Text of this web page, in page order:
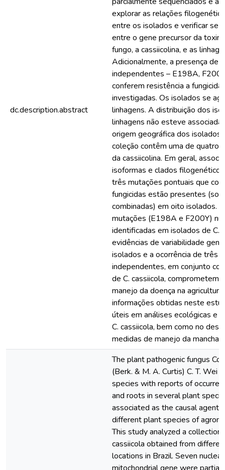
dc.description.abstract
explorar as relações
entre os isolados e verificar se
entre o gene precursor da
fungo, a cassiicolina, e as
Adicionalmente, a presença de
independentes – E198A,
conferem resistência a
investigadas. Os isolados se
linhagens. A distribuição dos
linhagens não esteve
origem geográfica dos
coleção contêm uma de quatro
da cassiicolina. Em geral,
isoformas e clados
três mutações pontuais que
fungicidas estão presentes
combinadas) em oito isolados.
mutações (E198A e F200Y)
identificadas em isolados de C.
evidências de variabilidade
isolados e a ocorrência de três
independentes, em conjunto
de C. cassiicola, comprometem
manejo da doença na
informações obtidas neste
úteis em análises ecológicas e
C. cassiicola, bem como no
medidas de manejo da mancha
The plant pathogenic fungus
(Berk. & M. A. Curtis) C. T. Wei
species with reports of
and roots in several plant
associated as the causal agent
different plant species of
This study analyzed a
cassiicola obtained from
locations in Brazil. Seven